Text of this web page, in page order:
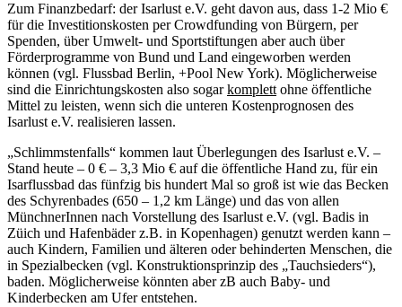
Zum Finanzbedarf: der Isarlust e.V. geht davon aus, dass 1-2 Mio €
für die Investitionskosten per Crowdfunding von Bürgern, per
Spenden, über Umwelt- und Sportstiftungen aber auch über
Förderprogramme von Bund und Land eingeworben werden
können (vgl. Flussbad Berlin, +Pool New York). Möglicherweise
sind die Einrichtungskosten also sogarkomplett ohne öffentliche
Mittel zu leisten, wenn sich die unteren Kostenprognosen des
Isarlust e.V. realisieren lassen.
„Schlimmstenfalls“ kommen laut Überlegungen des Isarlust e.V. –
Stand heute – 0 € – 3,3 Mio € auf die öffentliche Hand zu, für ein
Isarflussbad das fünfzig bis hundert Mal so groß ist wie das Becken
des Schyrenbades (650 – 1,2 km Länge) und das von allen
MünchnerInnen nach Vorstellung des Isarlust e.V. (vgl. Badis in
Züich und Hafenbäder z.B. in Kopenhagen) genutzt werden kann –
auch Kindern, Familien und älteren oder behinderten Menschen, die
in Spezialbecken (vgl. Konstruktionsprinzip des „Tauchsieders“),
baden. Möglicherweise könnten aber zB auch Baby- und
Kinderbecken am Ufer entstehen.